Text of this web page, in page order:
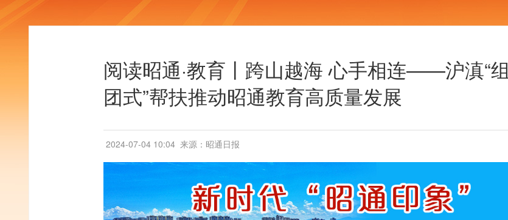
阅读昭通·教育丨跨山越海 心手相连——沪滇“组
团式”帮扶推动昭通教育高质量发展
2024-07-04 10:04 来源：昭通日报